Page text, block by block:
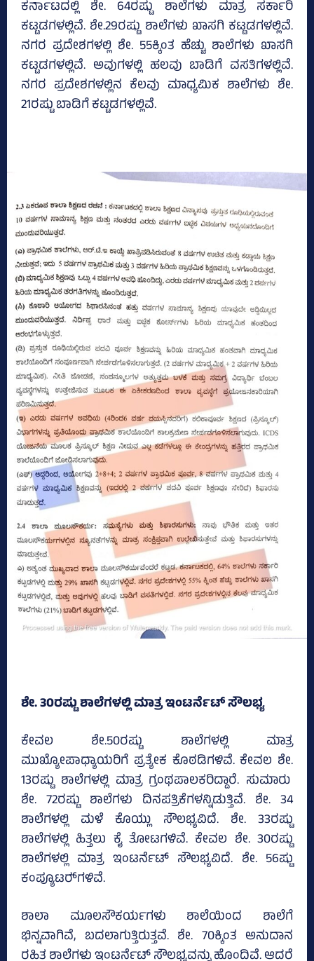
ಕರ್ನಾಟದಲ್ಲಿ ಶೇ. 64ರಷ್ಟು ಶಾಲೆಗಳು ಮಾತ್ರ ಸರ್ಕಾರಿ
ಕಟ್ಟಡಗಳಲ್ಲಿವೆ. ಶೇ.29ರಷ್ಟು ಶಾಲೆಗಳು ಖಾಸಗಿ ಕಟ್ಟಡಗಳಲ್ಲಿವೆ.
ನಗರ ಪ್ರದೇಶಗಳಲ್ಲಿ ಶೇ. 55ಕ್ಕಿಂತ ಹೆಚ್ಚು ಶಾಲೆಗಳು ಖಾಸಗಿ
ಕಟ್ಟಡಗಳಲ್ಲಿವೆ. ಅವುಗಳಲ್ಲಿ ಹಲವು ಬಾಡಿಗೆ ವಸತಿಗಳಲ್ಲಿವೆ.
ನಗರ ಪ್ರದೇಶಗಳಲ್ಲಿನ ಕೆಲವು ಮಾಧ್ಯಮಿಕ ಶಾಲೆಗಳು ಶೇ.
21ರಷ್ಟು ಬಾಡಿಗೆ ಕಟ್ಟಡಗಳಲ್ಲಿವೆ.
ಶೇ. 30ರಷ್ಟು ಶಾಲೆಗಳಲ್ಲಿ ಮಾತ್ರ ಇಂಟರ್ನೆಟ್‌ ಸೌಲಭ್ಯ
ಕೇವಲ ಶೇ.50ರಷ್ಟು ಶಾಲೆಗಳಲ್ಲಿ ಮಾತ್ರ
ಮುಖ್ಯೋಪಾಧ್ಯಾಯರಿಗೆ ಪ್ರತ್ಯೇಕ ಕೊಠಡಿಗಳಿವೆ. ಕೇವಲ ಶೇ.
13ರಷ್ಟು ಶಾಲೆಗಳಲ್ಲಿ ಮಾತ್ರ ಗ್ರಂಥಪಾಲಕರಿದ್ದಾರೆ. ಸುಮಾರು
ಶೇ. 72ರಷ್ಟು ಶಾಲೆಗಳು ದಿನಪತ್ರಿಕೆಗಳನ್ನಿಡುತ್ತಿವೆ. ಶೇ. 34
ಶಾಲೆಗಳಲ್ಲಿ ಮಳೆ ಕೊಯ್ಲು ಸೌಲಭ್ಯವಿದೆ. ಶೇ. 33ರಷ್ಟು
ಶಾಲೆಗಳಲ್ಲಿ ಹಿತ್ತಲು ಕೈ ತೋಟಗಳಿವೆ. ಕೇವಲ ಶೇ. 30ರಷ್ಟು
ಶಾಲೆಗಳಲ್ಲಿ ಮಾತ್ರ ಇಂಟರ್ನೆಟ್‌ ಸೌಲಭ್ಯವಿದೆ. ಶೇ. 56ಷ್ಟು
ಕಂಪ್ಯೂಟರ್‍‌ಗಳಿವೆ.
ಶಾಲಾ ಮೂಲಸೌಕರ್ಯಗಳು ಶಾಲೆಯಿಂದ ಶಾಲೆಗೆ
ಭಿನ್ನವಾಗಿವೆ, ಬದಲಾಗುತ್ತಿರುತ್ತವೆ. ಶೇ. 70ಕ್ಕಿಂತ ಅನುದಾನ
ರಹಿತ ಶಾಲೆಗಳು ಇಂಟರ್ನೆಟ್‌ ಸೌಲಭ್ಯವನ್ನು ಹೊಂದಿವೆ. ಆದರೆ